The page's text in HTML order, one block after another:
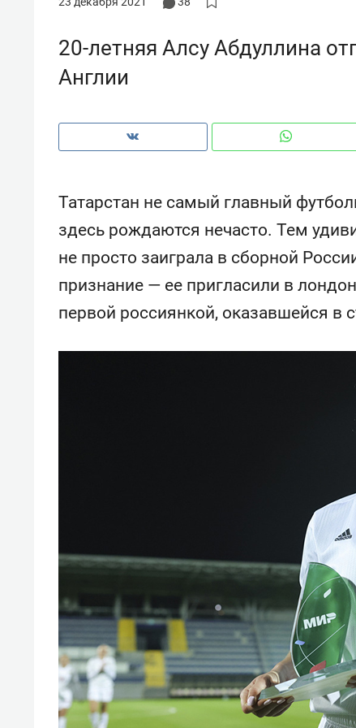
20-летняя Алсу Абдуллина
Англии
Татарстан не самый главный
здесь рождаются нечасто. Тем
не просто заиграла в сборной
признание — ее пригласили в
первой россиянкой, оказавшейся в
с ЖК «Иволга» в Зеленодольске
Падел, фитнес, танцы и даже
стал Меккой для любителей